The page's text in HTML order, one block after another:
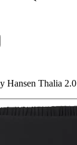
Hansen Thalia 2.0